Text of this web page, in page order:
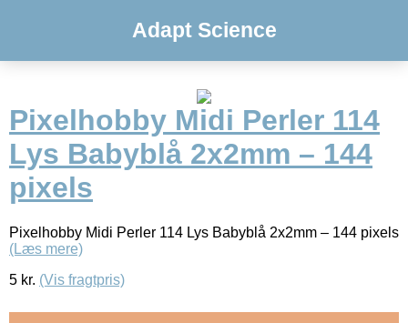
Adapt Science
Pixelhobby Midi Perler 114
Lys Babyblå 2x2mm – 144
pixels
Pixelhobby Midi Perler 114 Lys Babyblå 2x2mm – 144 pixels
(Læs mere)
5 kr. (Vis fragtpris)